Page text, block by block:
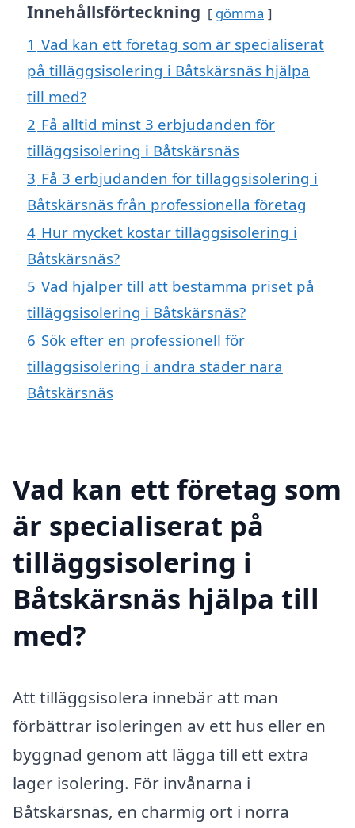
Innehållsförteckning gömma
1 Vad kan ett företag som är specialiserat
på tilläggsisolering i Båtskärsnäs hjälpa
till med?
2 Få alltid minst 3 erbjudanden för
tilläggsisolering i Båtskärsnäs
3 Få 3 erbjudanden för tilläggsisolering i
Båtskärsnäs från professionella företag
4 Hur mycket kostar tilläggsisolering i
Båtskärsnäs?
5 Vad hjälper till att bestämma priset på
tilläggsisolering i Båtskärsnäs?
6 Sök efter en professionell för
tilläggsisolering i andra städer nära
Båtskärsnäs
Vad kan ett företag som
är specialiserat på
tilläggsisolering i
Båtskärsnäs hjälpa till
med?
Att tilläggsisolera innebär att man
förbättrar isoleringen av ett hus eller en
byggnad genom att lägga till ett extra
lager isolering. För invånarna i
Båtskärsnäs, en charmig ort i norra